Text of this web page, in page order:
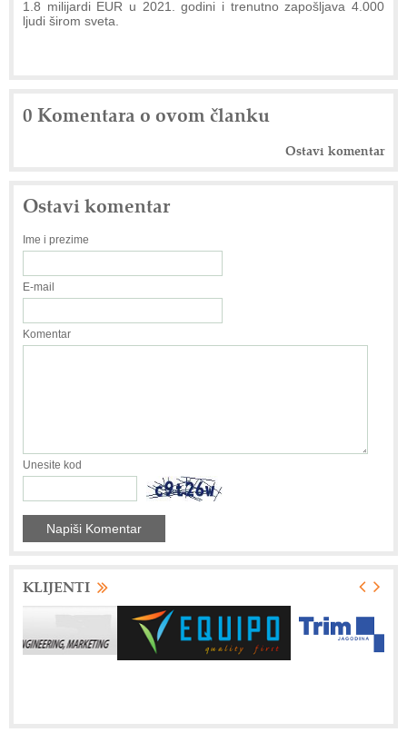
1.8 milijardi EUR u 2021. godini i trenutno zapošljava 4.000
ljudi širom sveta.
0 Komentara o ovom članku
Ostavi komentar
Ostavi komentar
Ime i prezime
E-mail
Komentar
Unesite kod
KLIJENTI